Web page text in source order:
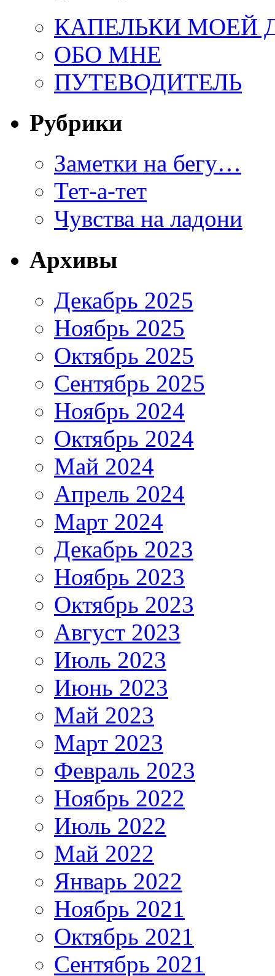
КАПЕЛЬКИ МОЕЙ
ОБО МНЕ
ПУТЕВОДИТЕЛЬ
Рубрики
Заметки на бегу…
Тет-а-тет
Чувства на ладони
Архивы
Декабрь 2025
Ноябрь 2025
Октябрь 2025
Сентябрь 2025
Ноябрь 2024
Октябрь 2024
Май 2024
Апрель 2024
Март 2024
Декабрь 2023
Ноябрь 2023
Октябрь 2023
Август 2023
Июль 2023
Июнь 2023
Май 2023
Март 2023
Февраль 2023
Ноябрь 2022
Июль 2022
Май 2022
Январь 2022
Ноябрь 2021
Октябрь 2021
Сентябрь 2021